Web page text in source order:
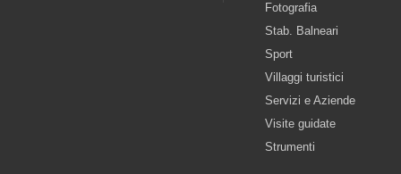
Fotografia
Stab. Balneari
Sport
Villaggi turistici
Servizi e Aziende
Visite guidate
Strumenti